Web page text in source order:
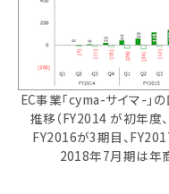
EC事業「cyma-サイマ-」
推移（FY2014 が初年度
FY2016が3期目、
2018年7月期は年